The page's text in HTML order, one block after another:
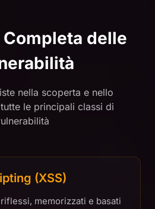
delle
nella scoperta e nello
le principali classi di
(XSS)
memorizzati e basati